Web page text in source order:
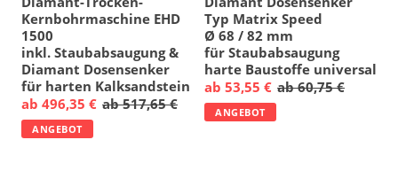
Kernbohrmaschine EHD
1500
inkl. Staubabsaugung &
Diamant Dosensenker
für harten Kalksandstein
ab 496,35 € ab 517,65 €
ANGEBOT
Typ Matrix Speed
Ø 68 / 82 mm
für Staubabsaugung
harte Baustoffe universal
ab 53,55 € ab 60,75 €
ANGEBOT